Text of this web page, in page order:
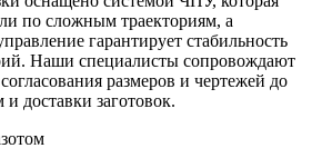
по сложным траекториям, а
гарантирует стабильность
Наши специалисты сопровождают
размеров и чертежей до
и доставки заготовок.